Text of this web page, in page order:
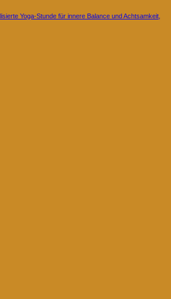
Yoga-Stunde für innere Balance und Achtsamkeit,